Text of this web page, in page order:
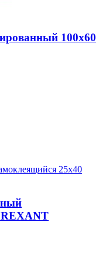
100х60
REXANT